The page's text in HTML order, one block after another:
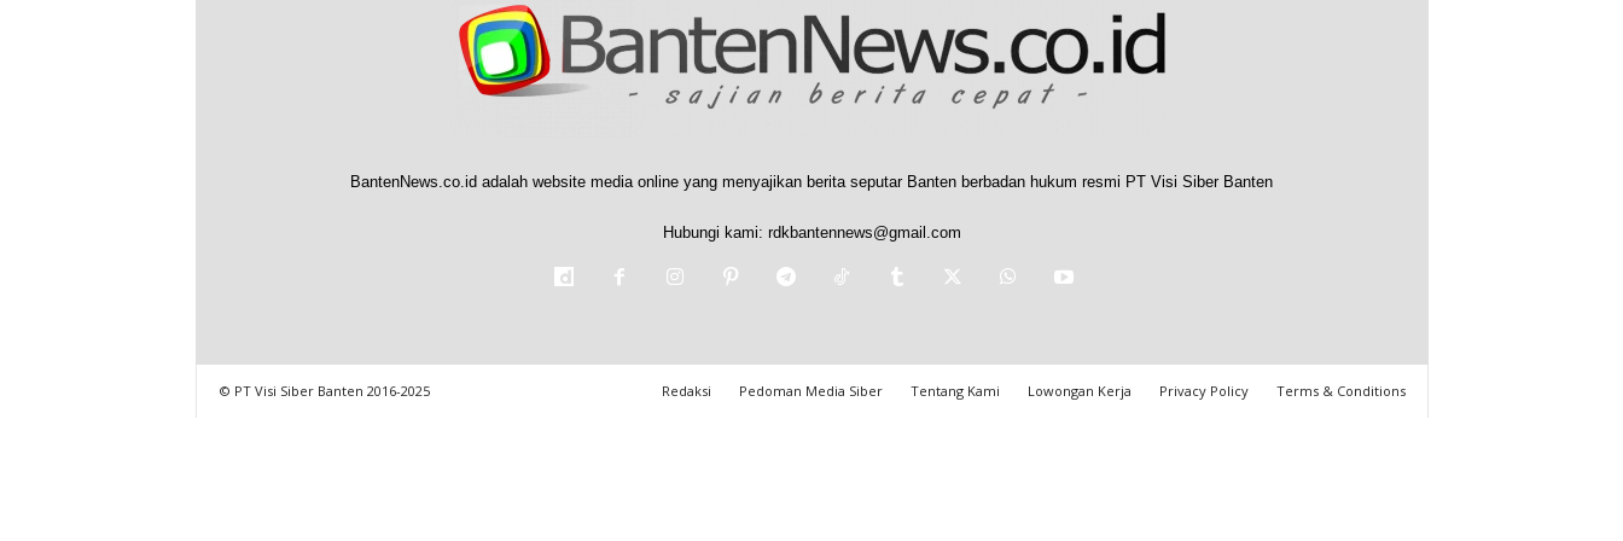
BantenNews.co.id adalah website media online yang menyajikan berita seputar Banten berbadan hukum resmi PT Visi Siber Banten
Hubungi kami: rdkbantennews@gmail.com
Redaksi Pedoman Media Siber Tentang Kami Lowongan Kerja Privacy Policy Terms & Conditions
© PT Visi Siber Banten 2016-2025